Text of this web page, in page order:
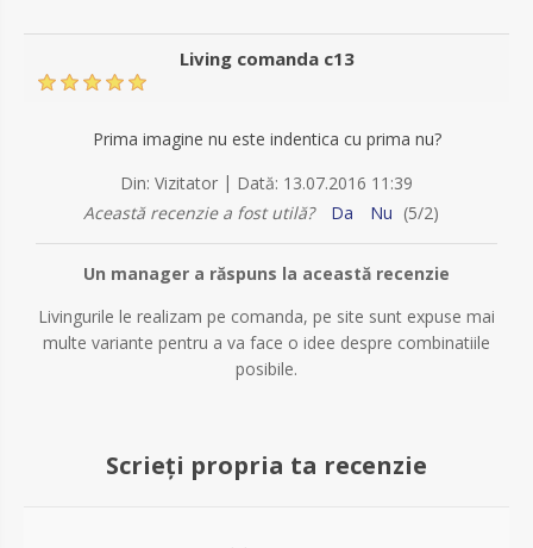
Living comanda c13
Prima imagine nu este indentica cu prima nu?
Din: Vizitator | Dată: 13.07.2016 11:39
Această recenzie a fost utilă?
Da Nu (5/2)
Un manager a răspuns la această recenzie
Livingurile le realizam pe comanda, pe site sunt expuse mai
multe variante pentru a va face o idee despre combinatiile
posibile.
Scrieți propria ta recenzie